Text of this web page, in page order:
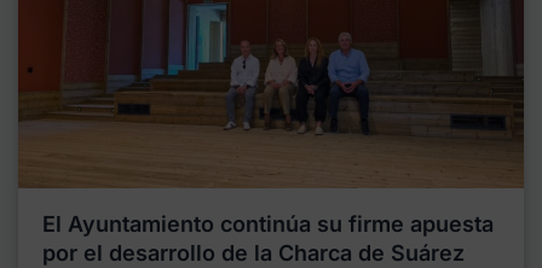
El Ayuntamiento continúa su firme apuesta
por el desarrollo de la Charca de Suárez